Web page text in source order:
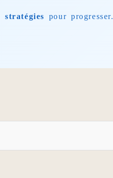
stratégies pour progresser.